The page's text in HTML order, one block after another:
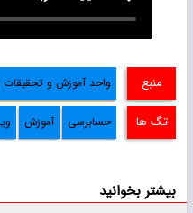
منبع واحد آموزش و
تگ ها حسابرسی آموزش
بیشتر بخوانید